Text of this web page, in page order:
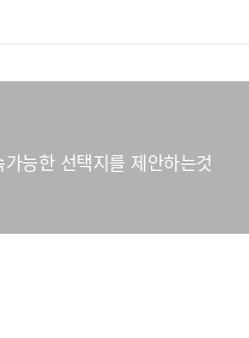
능한 선택지를 제안하는것